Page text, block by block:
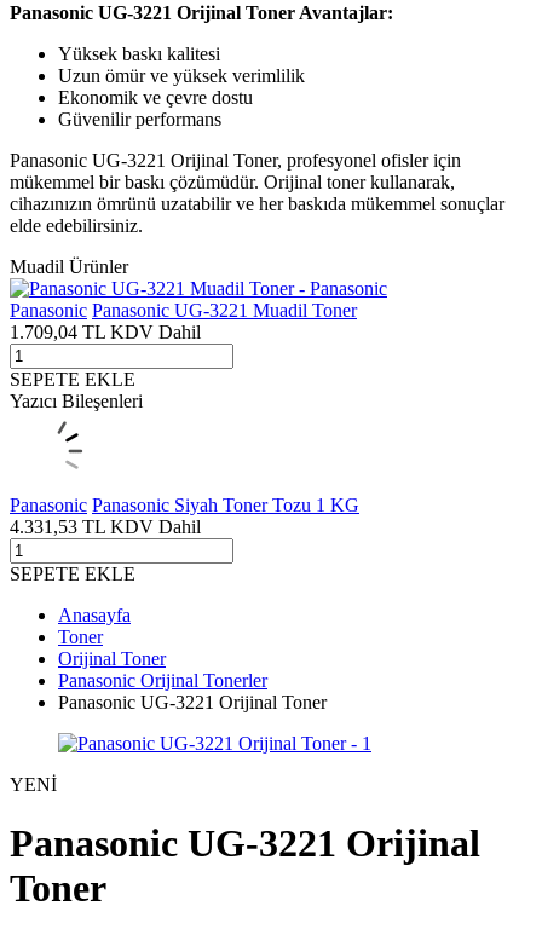
Panasonic UG-3221 Orijinal Toner Avantajlar:
Yüksek baskı kalitesi
Uzun ömür ve yüksek verimlilik
Ekonomik ve çevre dostu
Güvenilir performans
Panasonic UG-3221 Orijinal Toner, profesyonel ofisler için
mükemmel bir baskı çözümüdür. Orijinal toner kullanarak,
cihazınızın ömrünü uzatabilir ve her baskıda mükemmel sonuçlar
elde edebilirsiniz.
Muadil Ürünler
Panasonic Panasonic UG-3221 Muadil Toner
1.709,04 TL KDV Dahil
SEPETE EKLE
Yazıcı Bileşenleri
Panasonic Panasonic Siyah Toner Tozu 1 KG
4.331,53 TL KDV Dahil
SEPETE EKLE
Anasayfa
Toner
Orijinal Toner
Panasonic Orijinal Tonerler
Panasonic UG-3221 Orijinal Toner
YENİ
Panasonic UG-3221 Orijinal
Toner